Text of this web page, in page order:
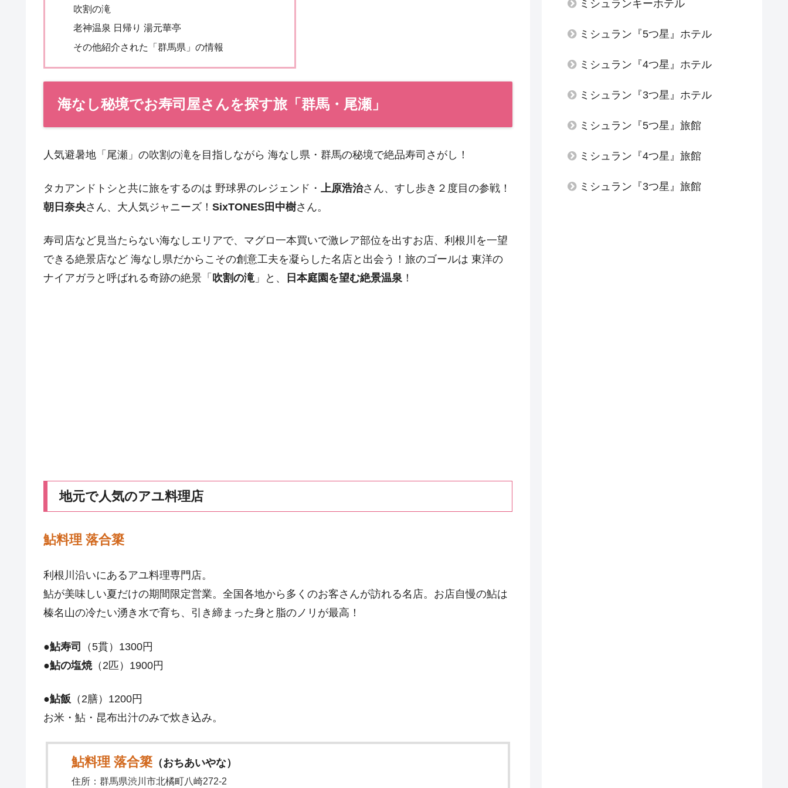
吹割の滝
老神温泉 日帰り 湯元華亭
その他紹介された「群馬県」の情報
海なし秘境でお寿司屋さんを探す旅「群馬・尾瀬」
人気避暑地「尾瀬」の吹割の滝を目指しながら 海なし県・群馬の秘境で絶品寿司さがし！
タカアンドトシと共に旅をするのは 野球界のレジェンド・ 上原浩治さん、すし歩き２度目の参戦！
朝日奈央さん、大人気ジャニーズ！ SixTONES田中樹さん。
寿司店など見当たらない海なしエリアで、マグロ一本買いで激レア部位を出すお店、利根川を一望
できる絶景店など 海なし県だからこその創意工夫を凝らした名店と出会う！旅のゴールは 東洋の
ナイアガラと呼ばれる奇跡の絶景「 吹割の滝」と、 日本庭園を望む絶景温泉 ！
地元で人気のアユ料理店
鮎料理 落合簗
利根川沿いにあるアユ料理専門店。
鮎が美味しい夏だけの期間限定営業。全国各地から多くのお客さんが訪れる名店。お店自慢の鮎は
榛名山の冷たい湧き水で育ち、引き締まった身と脂のノリが最高！
●鮎寿司
（5貫）1300円
●鮎の塩焼（2匹）1900円
●鮎飯 （2膳）1200円
お米・鮎・昆布出汁のみで炊き込み。
鮎料理 落合簗 （おちあいやな）
住所：群馬県渋川市北橘町八崎272-2
ミシュランキーホテル
ミシュラン『5つ星』ホテル
ミシュラン『4つ星』ホテル
ミシュラン『3つ星』ホテル
ミシュラン『5つ星』旅館
ミシュラン『4つ星』旅館
ミシュラン『3つ星』旅館